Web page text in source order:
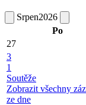
Srpen2026
Po
27
3
1
Soutěže
Zobrazit všechny
ze dne